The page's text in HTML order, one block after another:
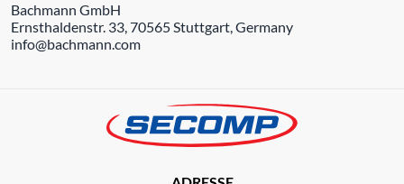
Bachmann GmbH
Ernsthaldenstr. 33, 70565 Stuttgart, Germany
info@bachmann.com